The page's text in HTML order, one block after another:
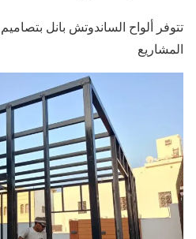
تتوفر ألواح الساندوتش بانل
المشاريع